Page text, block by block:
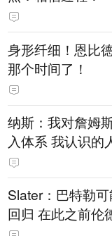
身形纤细！恩比
那个时间了！
纳斯：我对詹姆
入体系 我认识的
Slater：巴特勒
回归 在此之前伦